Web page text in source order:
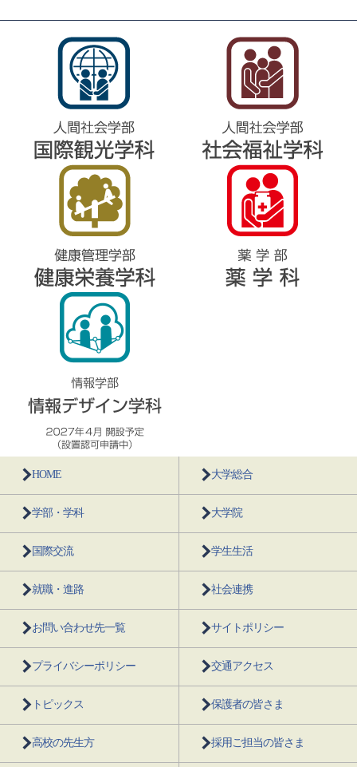
HOME 大学総合
学部・学科 大学院
国際交流 学生生活
就職・進路 社会連携
お問い合わせ先一覧 サイトポリシー
プライバシーポリシー 交通アクセス
トピックス 保護者の皆さま
高校の先生方 採用ご担当の皆さま